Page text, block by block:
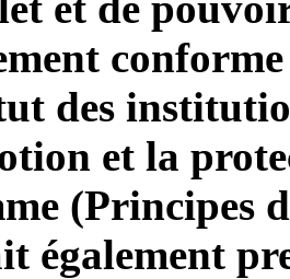
des
et la
(Principes
également